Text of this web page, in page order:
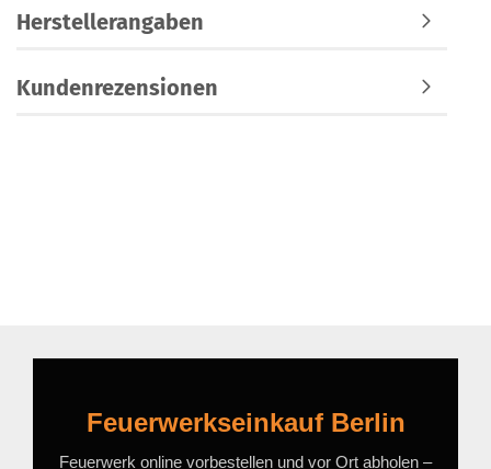
Herstellerangaben
Kundenrezensionen
Feuerwerkseinkauf Berlin
Feuerwerk online vorbestellen und vor Ort abholen –